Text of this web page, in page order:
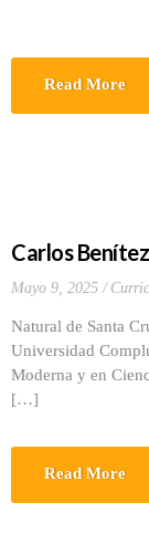
Read More
Carlos
Mayo 9, 2025
Natural de Santa
Universidad
Moderna y en
[…]
Read More